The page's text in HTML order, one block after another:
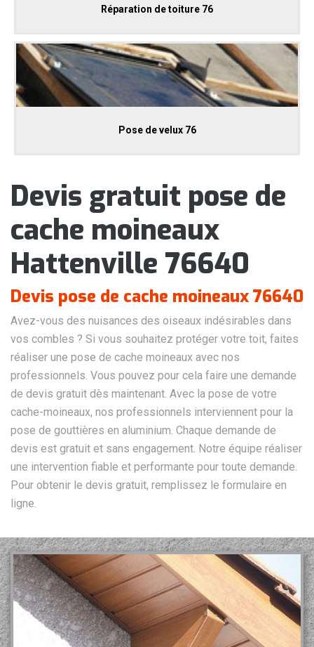
Réparation de toiture 76
Pose de velux 76
Devis gratuit pose de
cache moineaux
Hattenville 76640
Devis pose de cache moineaux 76640
Avez-vous des nuisances des oiseaux indésirables dans
vos combles ? Si vous souhaitez protéger votre toit, faites
réaliser une pose de cache moineaux avec nos
professionnels. Vous pouvez pour cela faire une demande
de devis gratuit dès maintenant. Avec la pose de votre
cache-moineaux, nos professionnels interviennent pour la
pose de gouttières en aluminium. Chaque demande de
devis est gratuit et sans engagement. Notre équipe réaliser
une intervention fiable et performante pour toute demande.
Pour obtenir le devis gratuit, remplissez le formulaire en
ligne.